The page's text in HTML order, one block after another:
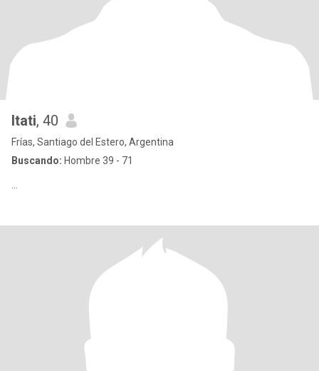
Itati, 40
Frías, Santiago del Estero, Argentina
Buscando: Hombre 39 - 71